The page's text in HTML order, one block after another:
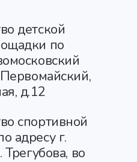
детской
по
д.12
спортивной
адресу г.
Трегубова, во